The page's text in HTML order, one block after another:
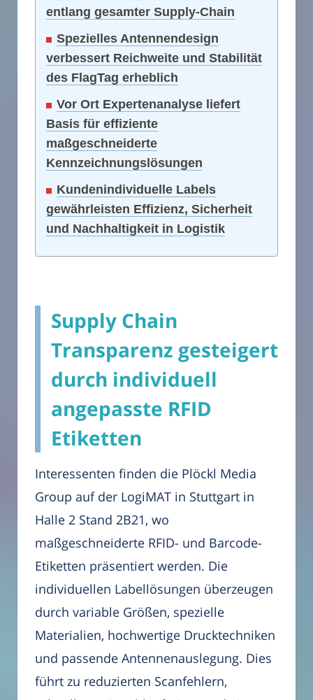
entlang gesamter Supply-Chain
Spezielles Antennendesign
verbessert Reichweite und Stabilität
des FlagTag erheblich
Vor Ort Expertenanalyse liefert
Basis für effiziente
maßgeschneiderte
Kennzeichnungslösungen
Kundenindividuelle Labels
gewährleisten Effizienz, Sicherheit
und Nachhaltigkeit in Logistik
Supply Chain
Transparenz gesteigert
durch individuell
angepasste RFID
Etiketten
Interessenten finden die Plöckl Media
Group auf der LogiMAT in Stuttgart in
Halle 2 Stand 2B21, wo
maßgeschneiderte RFID- und Barcode-
Etiketten präsentiert werden. Die
individuellen Labellösungen überzeugen
durch variable Größen, spezielle
Materialien, hochwertige Drucktechniken
und passende Antennenauslegung. Dies
führt zu reduzierten Scanfehlern,